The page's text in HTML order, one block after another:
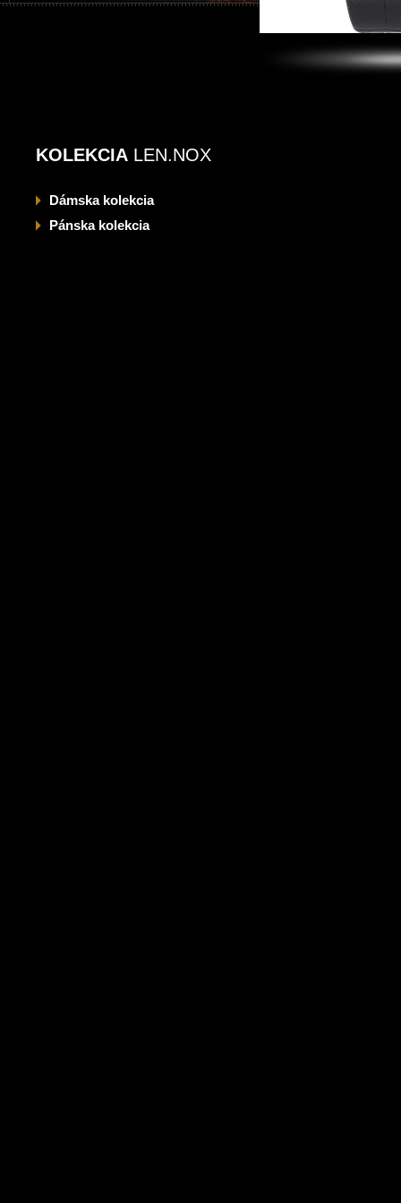
KOLEKCIA LEN.NOX
Dámskakolekcia
Pánskakolekcia